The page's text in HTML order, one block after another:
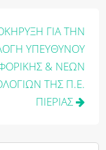
ΓΙΑ ΤΗΝ
ΥΠΕΥΘΥΝΟΥ
& ΝΕΩΝ
ΤΗΣ Π.Ε.
ΠΙΕΡΙΑΣ